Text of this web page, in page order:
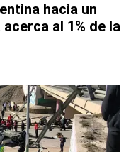
hacia un
al 1% de la